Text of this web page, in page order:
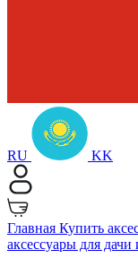
RU KK
Главная Купить
аксессуары для дачи